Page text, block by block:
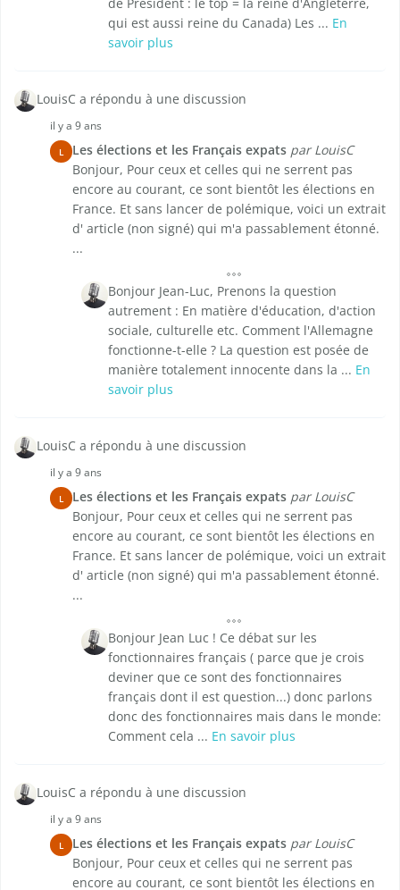
qui est aussi reine du Canada) Les ... En
savoir plus
LouisC a répondu à une discussion
il y a 9 ans
L Les élections et les Français expats par LouisC
Bonjour, Pour ceux et celles qui ne serrent pas
encore au courant, ce sont bientôt les élections en
France. Et sans lancer de polémique, voici un extrait
d' article (non signé) qui m'a passablement étonné.
...
Bonjour Jean-Luc, Prenons la question
autrement : En matière d'éducation, d'action
sociale, culturelle etc. Comment l'Allemagne
fonctionne-t-elle ? La question est posée de
manière totalement innocente dans la ... En
savoir plus
LouisC a répondu à une discussion
il y a 9 ans
L Les élections et les Français expats par LouisC
Bonjour, Pour ceux et celles qui ne serrent pas
encore au courant, ce sont bientôt les élections en
France. Et sans lancer de polémique, voici un extrait
d' article (non signé) qui m'a passablement étonné.
...
Bonjour Jean Luc ! Ce débat sur les
fonctionnaires français ( parce que je crois
deviner que ce sont des fonctionnaires
français dont il est question...) donc parlons
donc des fonctionnaires mais dans le monde:
Comment cela ... En savoir plus
LouisC a répondu à une discussion
il y a 9 ans
L Les élections et les Français expats par LouisC
Bonjour, Pour ceux et celles qui ne serrent pas
encore au courant, ce sont bientôt les élections en